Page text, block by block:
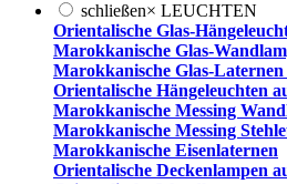
schließen× LEUCHTEN
Orientalische Glas-
Marokkanische Glas-
Marokkanische Glas-
Orientalische Hängeleuchten
Marokkanische Messing
Marokkanische Messing
Marokkanische Eisenlaternen
Orientalische Deckenlampen